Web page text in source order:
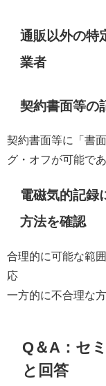
通販以外の特
業者
契約書面等の
契約書面等に「書
グ・オフが可能で
電磁気的記録
方法を確認
合理的に可能な範
応
一方的に不合理な
Q＆A：セ
と回答